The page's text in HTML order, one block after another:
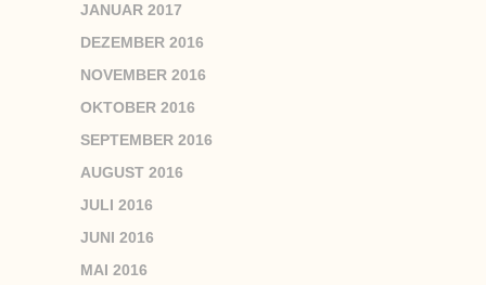
JANUAR 2017
DEZEMBER 2016
NOVEMBER 2016
OKTOBER 2016
SEPTEMBER 2016
AUGUST 2016
JULI 2016
JUNI 2016
MAI 2016